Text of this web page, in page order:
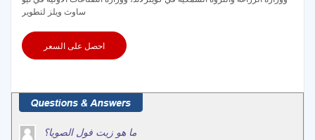
ساوث ويلز لتطوير
احصل على السعر
ما هو زيت فول الصويا؟